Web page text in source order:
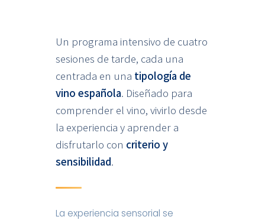
Un programa intensivo de cuatro
sesiones de tarde, cada una
centrada en una tipología de
vino española. Diseñado para
comprender el vino, vivirlo desde
la experiencia y aprender a
disfrutarlo con criterio y
sensibilidad.
La experiencia sensorial se